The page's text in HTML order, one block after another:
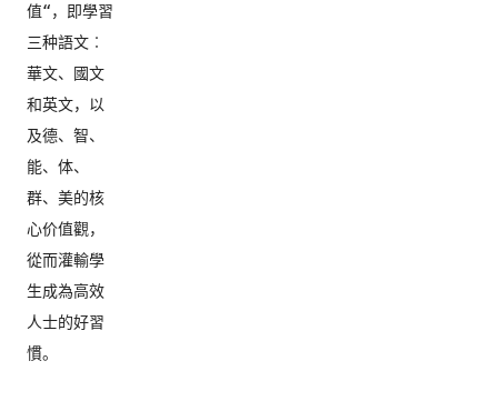
值“，即學習
三种語文︰
華文、
國文
和英文，以
及德、智、
能、体、
群、美的核
心价值觀，
從而灌輸學
生成為高效
人士的好習
慣。